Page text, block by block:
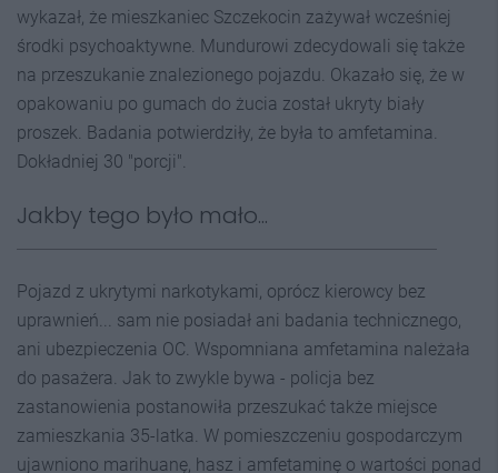
wykazał, że mieszkaniec Szczekocin zażywał wcześniej
środki psychoaktywne. Mundurowi zdecydowali się także
na przeszukanie znalezionego pojazdu. Okazało się, że w
opakowaniu po gumach do żucia został ukryty biały
proszek. Badania potwierdziły, że była to amfetamina.
Dokładniej 30 "porcji".
Jakby tego było mało...
Pojazd z ukrytymi narkotykami, oprócz kierowcy bez
uprawnień... sam nie posiadał ani badania technicznego,
ani ubezpieczenia OC. Wspomniana amfetamina należała
do pasażera. Jak to zwykle bywa - policja bez
zastanowienia postanowiła przeszukać także miejsce
zamieszkania 35-latka. W pomieszczeniu gospodarczym
ujawniono marihuanę, hasz i amfetaminę o wartości ponad